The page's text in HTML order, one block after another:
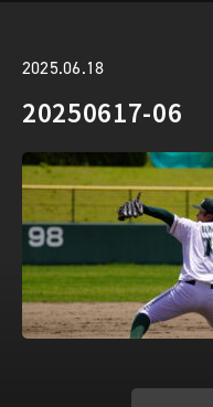
2025.06.18
20250617-06